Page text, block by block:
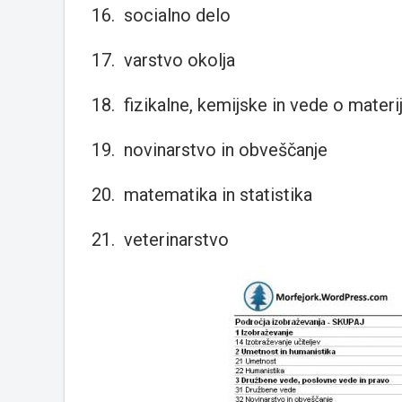
16. socialno delo
17. varstvo okolja
18. fizikalne, kemijske in vede o
19. novinarstvo in obveščanje
20. matematika in statistika
21. veterinarstvo